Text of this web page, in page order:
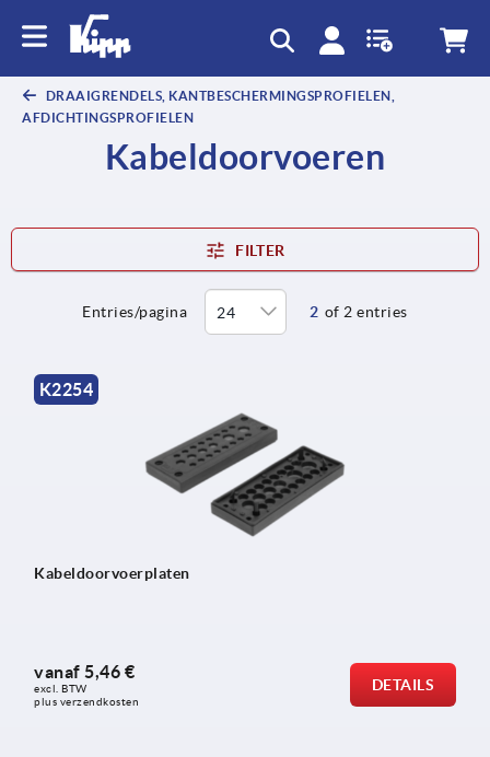
DRAAIGRENDELS, KANTBESCHERMINGSPROFIELEN,
AFDICHTINGSPROFIELEN
Kabeldoorvoeren
FILTER
Entries/pagina 2 of 2 entries
K2254
Kabeldoorvoerplaten
vanaf 5,46 €
excl. BTW
plus verzendkosten
DETAILS